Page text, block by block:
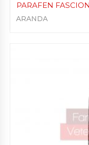
PARAFEN
ARANDA